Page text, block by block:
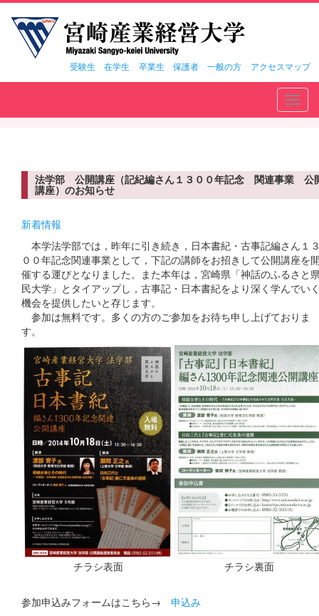
受験生 在学生 卒業生 保護者 一般の方 アクセスマップ
法学部 公開講座（記紀編さん１３００年記念 関連事業 公
講座）のお知らせ
新着情報
本学法学部では，昨年に引き続き，日本書紀・古事記編さん１
００年記念関連事業として，下記の講師をお招きして公開講座を
催する運びとなりました。また本年は，宮崎県「神話のふるさと
民大学」とタイアップし，古事記・日本書紀をより深く学んでい
機会を提供したいと存じます。
参加は無料です。多くの方のご参加をお待ち申し上げておりま
す。
チラシ表面 チラシ裏面
参加申込みフォームはこちら→ 申込み